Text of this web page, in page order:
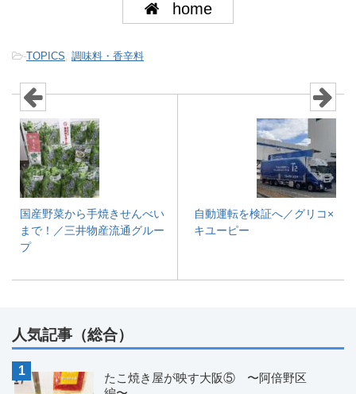
home
-TOPICS 調味料・香辛料
国産野菜から手焼きせんべい
まで！／三井物産流通グルー
プ
自動運転を検証へ／グリコ×
キユーピー
人気記事（総合）
たこ焼き屋が映す大阪⑤ 〜阿倍野区